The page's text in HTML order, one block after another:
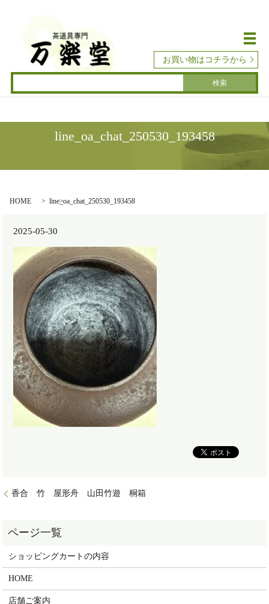
メ
お買い物はコチラから
line_oa_chat_250530_193458
HOME line_oa_chat_250530_193458
2025-05-30
香合 竹 屋形舟 山田竹遊 桐箱
ショッピングカートの内容
HOME
店舗ご案内